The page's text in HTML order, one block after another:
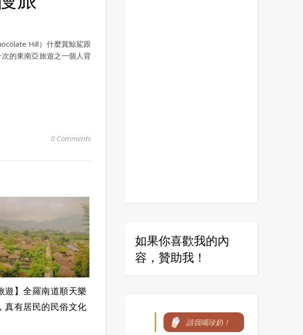
Hill）什麼賞鯨鯊跟
的東南亞旅遊之一個人背
0 Comments
遊】全羅南道順天樂
真有居民的民俗文化
如果你喜歡我的內
容，贊助我！
請我喝珍奶！